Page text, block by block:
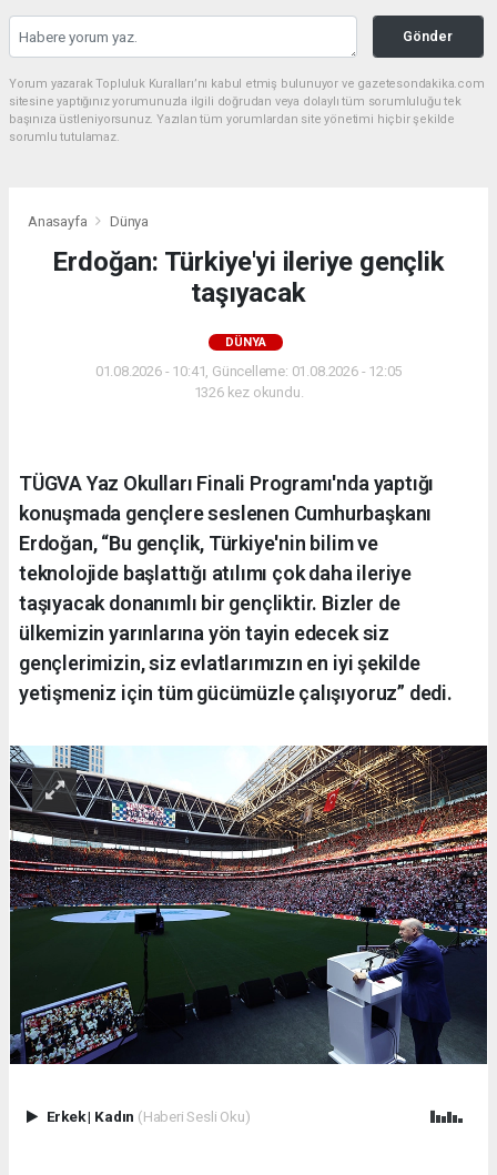
Gönder
Yorum yazarak Topluluk Kuralları’nı kabul etmiş bulunuyor ve gazetesondakika.com
sitesine yaptığınız yorumunuzla ilgili doğrudan veya dolaylı tüm sorumluluğu tek
başınıza üstleniyorsunuz. Yazılan tüm yorumlardan site yönetimi hiçbir şekilde
sorumlu tutulamaz.
Anasayfa Dünya
Erdoğan: Türkiye'yi ileriye gençlik
taşıyacak
DÜNYA
01.08.2026 - 10:41, Güncelleme: 01.08.2026 - 12:05
1326 kez okundu.
TÜGVA Yaz Okulları Finali Programı'nda yaptığı
konuşmada gençlere seslenen Cumhurbaşkanı
Erdoğan, “Bu gençlik, Türkiye'nin bilim ve
teknolojide başlattığı atılımı çok daha ileriye
taşıyacak donanımlı bir gençliktir. Bizler de
ülkemizin yarınlarına yön tayin edecek siz
gençlerimizin, siz evlatlarımızın en iyi şekilde
yetişmeniz için tüm gücümüzle çalışıyoruz” dedi.
Erkek| Kadın (Haberi Sesli Oku)